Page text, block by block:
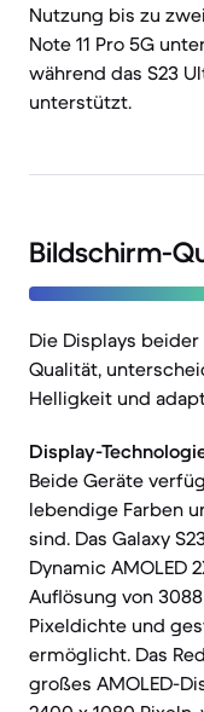
Nutzung bis zu
Note 11 Pro 5G
während das S23
unterstützt.
Bildschirm-
Die Displays
Qualität,
Helligkeit und
Display-
Beide Geräte
lebendige Farben
sind. Das Galaxy
Dynamic AMOLED
Auflösung von
Pixeldichte und
ermöglicht. Das
großes AMOLED-